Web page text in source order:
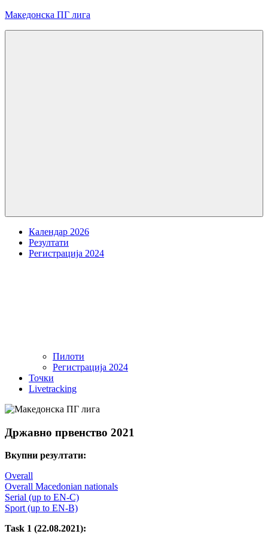
Skip
Македонска ПГ лига
Календар 2026
Резултати
Регистрација 2024
Пилоти
Регистрација 2024
Точки
Livetracking
Државно првенство 2021
Вкупни резултати:
Overall
Overall Macedonian nationals
Serial (up to EN-C)
Sport (up to EN-B)
Task 1 (22.08.2021):